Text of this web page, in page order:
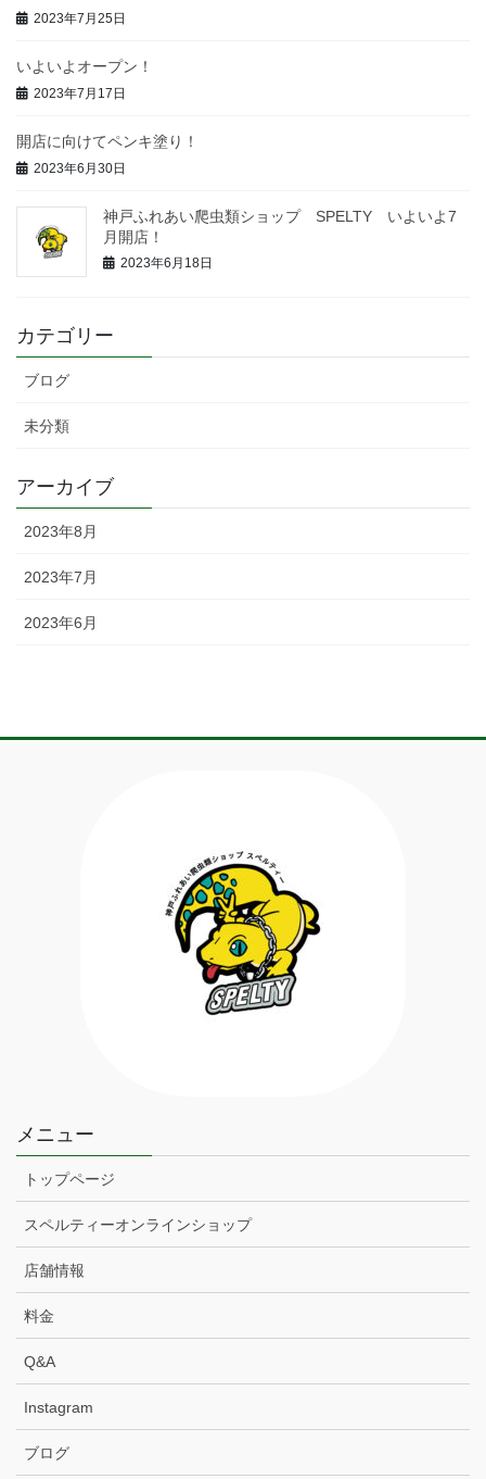
2023年7月25日
いよいよオープン！
2023年7月17日
開店に向けてペンキ塗り！
2023年6月30日
神戸ふれあい爬虫類ショップ SPELTY いよいよ7
月開店！
2023年6月18日
カテゴリー
ブログ
未分類
アーカイブ
2023年8月
2023年7月
2023年6月
メニュー
トップページ
スペルティーオンラインショップ
店舗情報
料金
Q&A
Instagram
ブログ